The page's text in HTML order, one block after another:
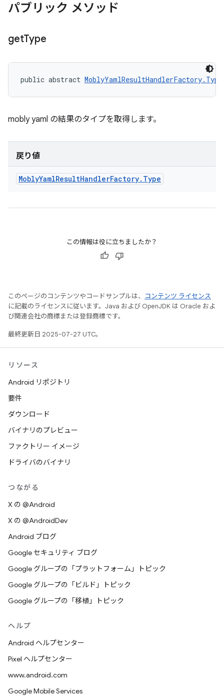
パブリック メソッド
getType
public abstract MoblyYamlResultHandlerFactory.Type
mobly yaml の結果のタイプを取得します。
戻り値
MoblyYamlResultHandlerFactory. Type
この情報は役に立ちましたか？
このページのコンテンツやコードサンプルは、
コンテンツ ライセンス
に記載のライセンスに従います。Java および OpenJDK は Oracle およ
び関連会社の商標または登録商標です。
最終更新日 2025-07-27 UTC。
リソース
Android リポジトリ
要件
ダウンロード
バイナリのプレビュー
ファクトリー イメージ
ドライバのバイナリ
つながる
X の @Android
X の @AndroidDev
Android ブログ
Google セキュリティ ブログ
Google グループの「プラットフォーム」トピック
Google グループの「ビルド」トピック
Google グループの「移植」トピック
ヘルプ
Android ヘルプセンター
Pixel ヘルプセンター
www.android.com
Google Mobile Services